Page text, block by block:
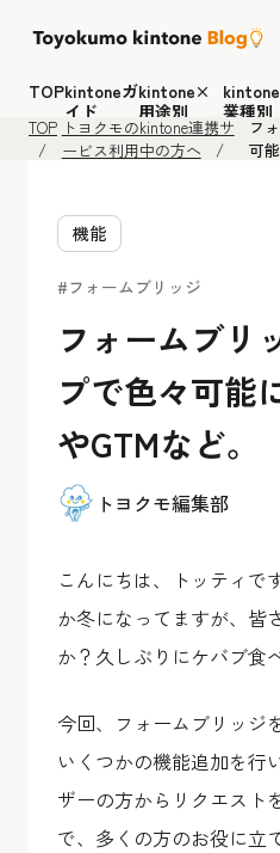
TOPkintoneガ
イド
kintone×
用途別
業種別
TOP トヨクモのkintone連携サ
ービス利用中の方へ
フ
可
機能
#フォームブリッジ
フォームブリ
プで色々可能
やGTMなど。
トヨクモ編集部
こんにちは、トッティで
か冬になってますが、皆
か？久しぶりにケバブ食
今回、フォームブリッジ
いくつかの機能追加を行
ザーの方からリクエスト
で、多くの方のお役に立